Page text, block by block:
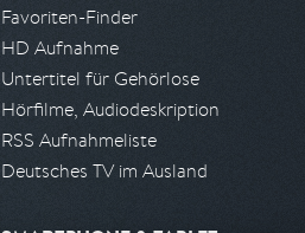
Favoriten-Finder
HD Aufnahme
Untertitel für Gehörlose
Hörfilme, Audiodeskription
RSS Aufnahmeliste
Deutsches TV im Ausland